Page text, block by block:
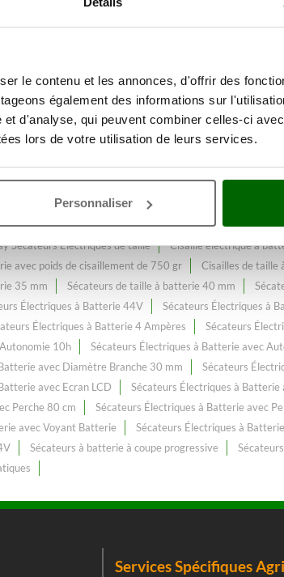
le contenu et les annonces, d'offrir des
également des informations sur
d'analyse, qui peuvent combiner celles-ci
lors de votre utilisation de leurs services.
Personnaliser
de plus de 219
enrichi et mis à jour.
Batterie Zanon Multifonctions Drive 300.S - 350.S
Sécateurs Électriques de taille
Cisaille électrique à
avec poids de cisaillement de 750 gr
Cisailles de taille
35 mm Sécateurs de taille à batterie 40 mm
Électriques à Batterie 44V Sécateurs Électriques à
Électriques à Batterie 4 Ampères Sécateurs
10h
Sécateurs Électriques à Batterie avec
avec Diamètre Branche 30 mm
Sécateurs
avec Ecran LCD
Sécateurs Électriques à Batterie
Perche 80 cm
Sécateurs Électriques à Batterie avec
avec Voyant Batterie Sécateurs Électriques à
Sécateurs à batterie à coupe progressive
Services Spécifiques